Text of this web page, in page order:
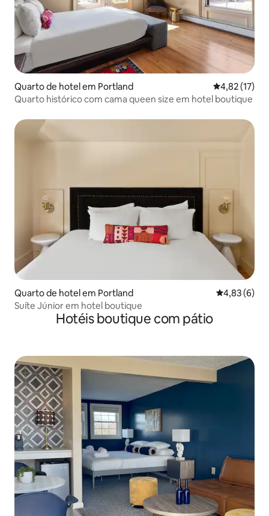
Quarto de hotel em Portland Classificação
4,82 (17)
Quarto histórico com cama queen size em hotel boutique
Quarto de hotel em Portland
4,83 (6)
Suíte Júnior em hotel boutique
Hotéis boutique com pátio